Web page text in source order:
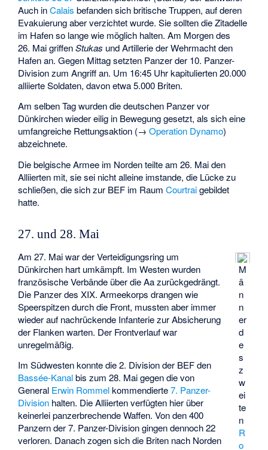
Auch inCalais befanden sich britische Truppen, auf deren
Evakuierung aber verzichtet wurde. Sie sollten die Zitadelle
im Hafen so lange wie möglich halten. Am Morgen des
26. Mai griffenStukas und Artillerie der Wehrmacht den
Hafen an. Gegen Mittag setzten Panzer der 10. Panzer-
Division zum Angriff an. Um 16:45 Uhr kapitulierten 20.000
alliierte Soldaten, davon etwa 5.000 Briten.
Am selben Tag wurden die deutschen Panzer vor
Dünkirchen wieder eilig in Bewegung gesetzt, als sich eine
umfangreiche Rettungsaktion (→Operation Dynamo)
abzeichnete.
Diebelgische Armee im Norden teilte am 26. Mai den
Alliierten mit, sie sei nicht alleine imstande, die Lücke zu
schließen, die sich zur BEF im RaumCourtraigebildet
hatte.
27. und 28. Mai
M
ä
n
n
er
d
e
s
z
w
ei
te
n
R
o
Am 27. Mai war der Verteidigungsring um
Dünkirchen hart umkämpft. Im Westen wurden
französische Verbände über die Aa zurückgedrängt.
Die Panzer des XIX. Armeekorps drangen wie
Speerspitzen durch die Front, mussten aber immer
wieder auf nachrückende Infanterie zur Absicherung
der Flanken warten. Der Frontverlauf war
unregelmäßig.
Im Südwesten konnte die 2. Division der BEF den
Bassée-Kanalbis zum 28. Mai gegen die von
General Erwin Rommelkommendierte7. Panzer-
Division halten. Die Alliierten verfügten hier über
keinerlei panzerbrechende Waffen. Von den 400
Panzern der 7. Panzer-Division gingen dennoch 22
verloren. Danach zogen sich die Briten nach Norden